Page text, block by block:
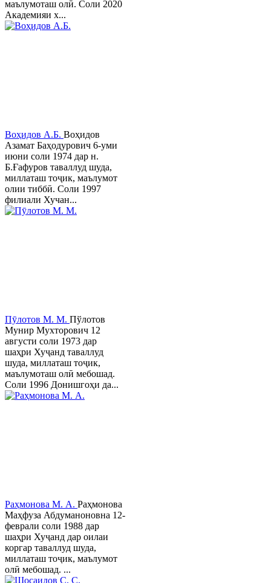
маълумоташ олӣ. Соли 2020
Академияи х...
Воҳидов А.Б. Воҳидов
Азамат Баҳодурович 6-уми
июни соли 1974 дар н.
Б.Ғафуров таваллуд шуда,
миллаташ тоҷик, маълумот
олии тиббӣ. Соли 1997
филиали Хучан...
Пӯлотов М. М. Пўлотов
Мунир Мухторович 12
августи соли 1973 дар
шаҳри Хуҷанд таваллуд
шуда, миллаташ тоҷик,
маълумоташ олӣ мебошад.
Соли 1996 Донишгоҳи да...
Раҳмонова М. А. Раҳмонова
Маҳфуза Абдуманоновна 12-
феврали соли 1988 дар
шаҳри Хуҷанд дар оилаи
коргар таваллуд шуда,
миллаташ тоҷик, маълумот
олӣ мебошад. ...